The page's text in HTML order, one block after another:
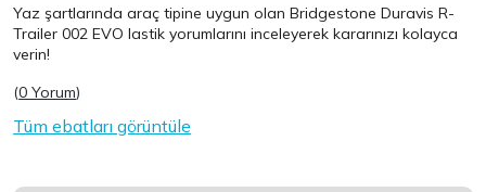
Yaz şartlarında araç tipine uygun olanBridgestone Duravis R-
Trailer 002 EVO lastik yorumlarını inceleyerek kararınızı kolayca
verin!
(0 Yorum)
Tüm ebatları görüntüle